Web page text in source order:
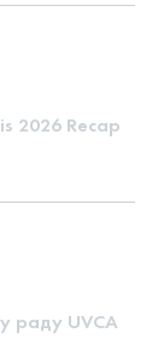
2026 Recap
раду UVCA